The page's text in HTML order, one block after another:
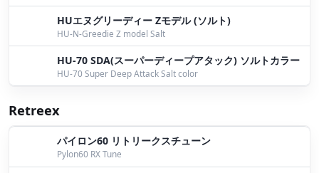
HUエヌグリーディー Zモデル (ソルト)
HU-N-Greedie Z model Salt
HU-70 SDA(スーパーディープアタック) ソルトカラー
HU-70 Super Deep Attack Salt color
Retreex
パイロン60 リトリークスチューン
Pylon60 RX Tune